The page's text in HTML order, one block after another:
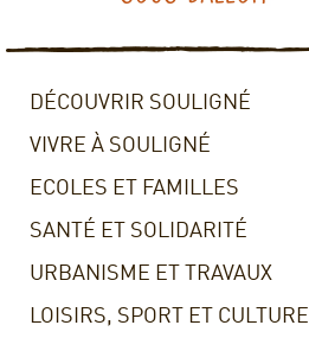
DÉCOUVRIR SOULIGNÉ
VIVRE À SOULIGNÉ
ECOLES ET FAMILLES
SANTÉ ET SOLIDARITÉ
URBANISME ET TRAVAUX
LOISIRS, SPORT ET CULTURE